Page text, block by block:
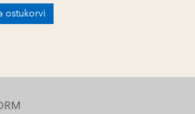
ostukorvi